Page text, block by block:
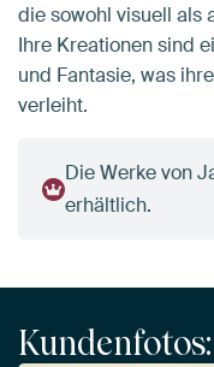
die sowohl visuell als
Ihre Kreationen sind
und Fantasie, was
verleiht.
Die Werke von
erhältlich.